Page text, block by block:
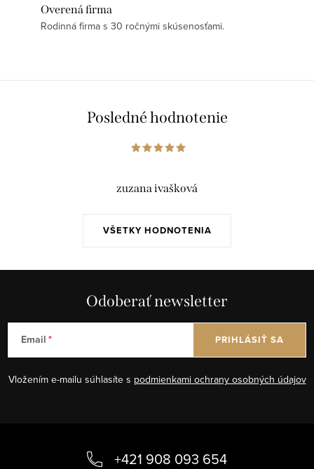
Overená firma
Rodinná firma s 30 ročnými skúsenosťami.
Posledné hodnotenie
VŠETKY HODNOTENIA
zuzana ivašková
Odoberať newsletter
Email
Vložením e-mailu súhlasíte s podmienkami ochrany osobných údajov
PRIHLÁSIŤ SA
+421 908 093 654